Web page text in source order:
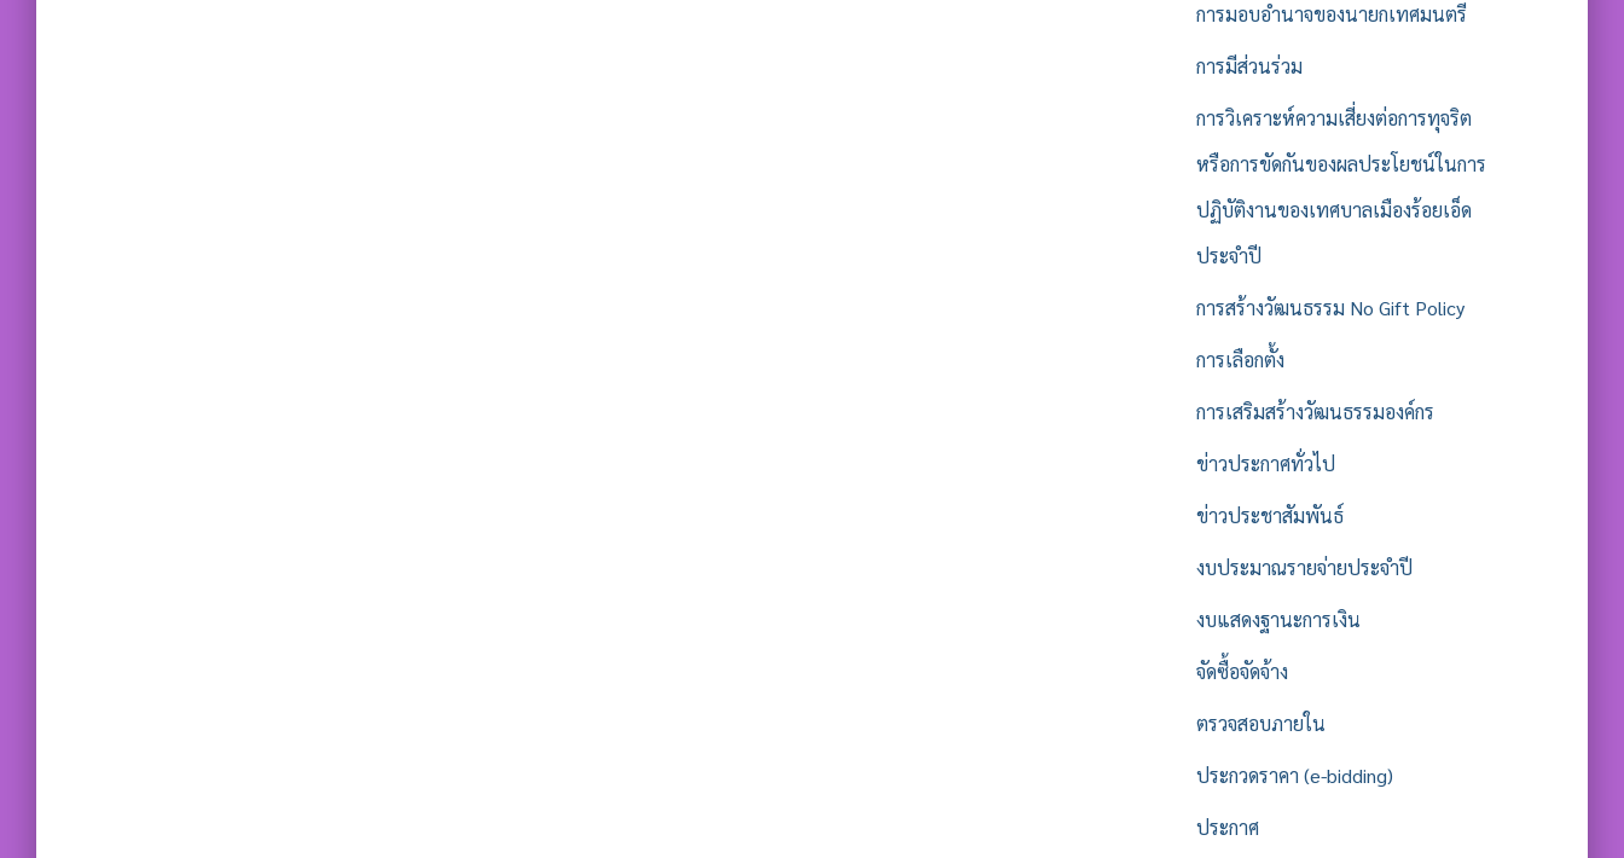
การมอบอำนาจของนายกเทศมนตรี
การมีส่วนร่วม
การวิเคราะห์ความเสี่ยงต่อการทุจริต
หรือการขัดกันของผลประโยชน์ในการ
ปฏิบัติงานของเทศบาลเมืองร้อยเอ็ด
ประจำปี
การสร้างวัฒนธรรม No Gift Policy
การเลือกตั้ง
การเสริมสร้างวัฒนธรรมองค์กร
ข่าวประกาศทั่วไป
ข่าวประชาสัมพันธ์
งบประมาณรายจ่ายประจำปี
งบแสดงฐานะการเงิน
จัดซื้อจัดจ้าง
ตรวจสอบภายใน
ประกวดราคา (e-bidding)
ประกาศ